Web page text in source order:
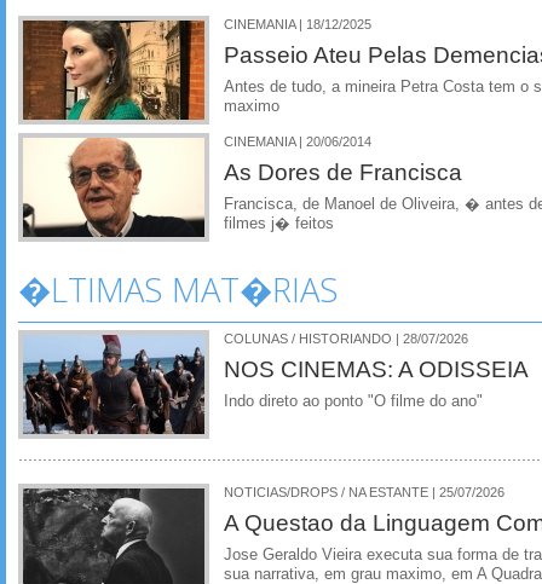
CINEMANIA | 18/12/2025
Passeio Ateu Pelas
Antes de tudo, a mineira Petra Costa tem o
maximo
CINEMANIA | 20/06/2014
As Dores de Francisca
Francisca, de Manoel de Oliveira, � antes
filmes j� feitos
�LTIMAS MAT�RIAS
COLUNAS / HISTORIANDO | 28/07/2026
NOS CINEMAS: A ODISSEIA
Indo direto ao ponto "O filme do ano"
NOTICIAS/DROPS / NA ESTANTE | 25/07/2026
A Questao da Linguagem
Jose Geraldo Vieira executa sua forma de
sua narrativa, em grau maximo, em A